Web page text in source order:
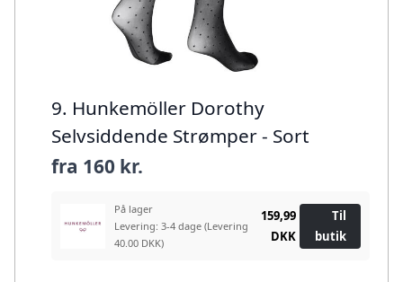
9. Hunkemöller Dorothy
Selvsiddende Strømper - Sort
fra 160 kr.
På lager
Levering: 3-4 dage (Levering
40.00 DKK)
159,99
DKK
Til
butik